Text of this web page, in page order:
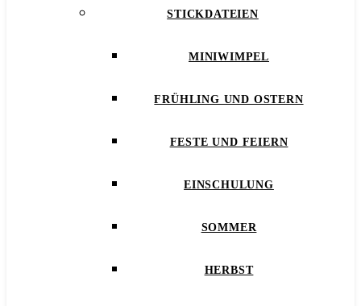
STICKDATEIEN
MINIWIMPEL
FRÜHLING UND OSTERN
FESTE UND FEIERN
EINSCHULUNG
SOMMER
HERBST